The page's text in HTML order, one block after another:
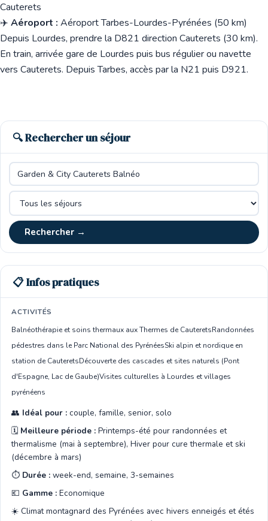
Cauterets
✈️ Aéroport : Aéroport Tarbes-Lourdes-Pyrénées (50 km)
Depuis Lourdes, prendre la D821 direction Cauterets (30 km).
En train, arrivée gare de Lourdes puis bus régulier ou navette
vers Cauterets. Depuis Tarbes, accès par la N21 puis D921.
🔍 Rechercher un séjour
Rechercher →
📋 Infos pratiques
ACTIVITÉS
Balnéothérapie et soins thermaux aux Thermes de CauteretsRandonnées
pédestres dans le Parc National des PyrénéesSki alpin et nordique en
station de CauteretsDécouverte des cascades et sites naturels (Pont
d'Espagne, Lac de Gaube)Visites culturelles à Lourdes et villages
pyrénéens
👥 Idéal pour : couple, famille, senior, solo
🗓️ Meilleure période : Printemps-été pour randonnées et
thermalisme (mai à septembre), Hiver pour cure thermale et ski
(décembre à mars)
⏱️ Durée : week-end, semaine, 3-semaines
💶 Gamme : Economique
☀️ Climat montagnard des Pyrénées avec hivers enneigés et étés